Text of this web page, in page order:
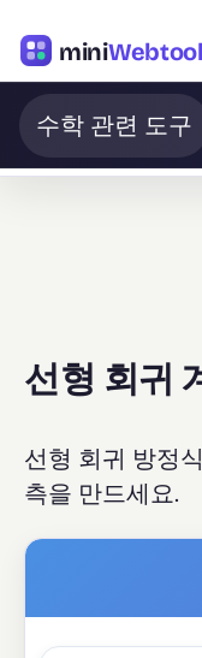
miniWebtool
수학 관련 도구
선형 회귀
선형 회귀 방정
측을 만드세요.